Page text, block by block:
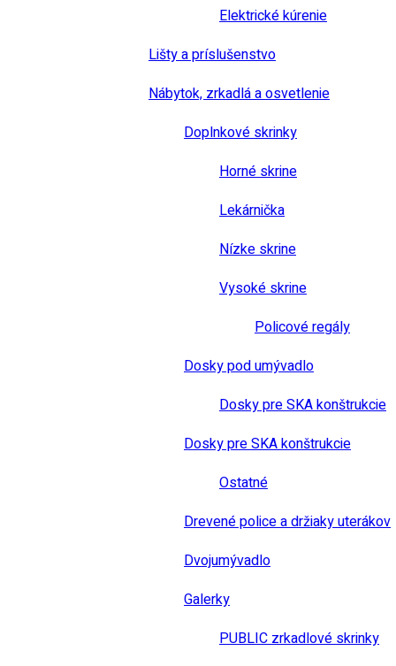
Elektrické kúrenie
Lišty a príslušenstvo
Nábytok, zrkadlá a osvetlenie
Doplnkové skrinky
Horné skrine
Lekárnička
Nízke skrine
Vysoké skrine
Policové regály
Dosky pod umývadlo
Dosky pre SKA konštrukcie
Dosky pre SKA konštrukcie
Ostatné
Drevené police a držiaky uterákov
Dvojumývadlo
Galerky
PUBLIC zrkadlové skrinky